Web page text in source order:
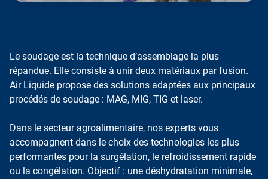
Le soudage est la technique d’assemblage la plus
répandue. Elle consiste à unir deux matériaux par fusion.
Air Liquide propose des solutions adaptées aux principaux
procédés de soudage : MAG, MIG, TIG et laser.
Dans le secteur agroalimentaire, nos experts vous
accompagnent dans le choix des technologies les plus
performantes pour la surgélation, le refroidissement rapide
ou la congélation. Objectif : une déshydratation minimale,